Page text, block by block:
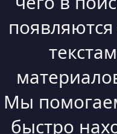
Мы
быстро